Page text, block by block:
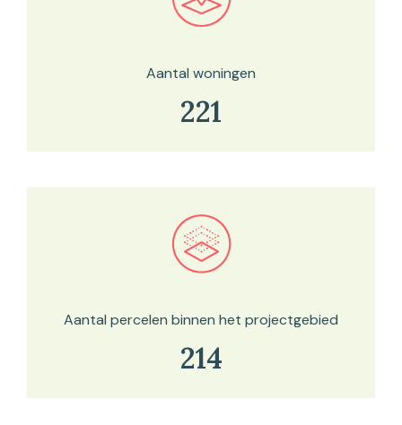
Bekijk in onze kaartviewer
Aantal woningen
221
Bekijk in onze kaartviewer
Aantal percelen binnen het projectgebied
214